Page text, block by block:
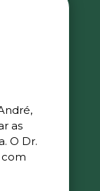
as
O Dr.